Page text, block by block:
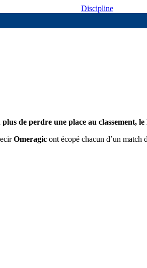
Discipline
!
de perdre une place au
Omeragic ont écopé chacun d’un match